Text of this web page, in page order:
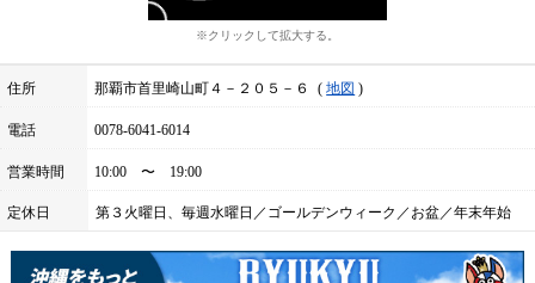
※クリックして拡大する。
住所 那覇市首里崎山町４－２０５－６ 地図
電話 0078-6041-6014
営業時間 10:00 〜 19:00
定休日 第３火曜日、毎週水曜日／ゴールデンウィーク／お盆／年末年始